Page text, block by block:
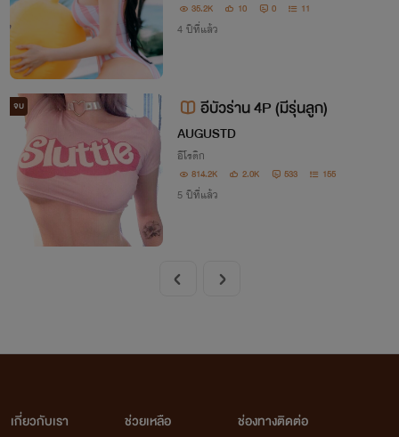
35.2K 10 0 11
4 ปีที่แล้ว
จบ อีบัวร่าน 4P (มีรุ่นลูก)
AUGUSTD
อีโรติก
814.2K 2.0K 533 155
5 ปีที่แล้ว
เกี่ยวกับเรา
ช่วยเหลือ
ช่องทางติดต่อ